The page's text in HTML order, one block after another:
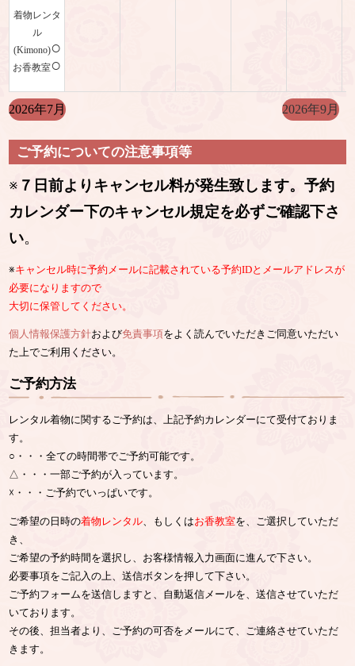
着物レンタ
ル
(Kimono)○
お香教室○
2026年7月 2026年9月
ご予約についての注意事項等
※ ７日前よりキャンセル料が発生致します。予約
カレンダー下のキャンセル規定を必ずご確認下さ
い。
※キャンセル時に予約メールに記載されている予約IDとメールアドレスが
必要になりますので
大切に保管してください。
個人情報保護方針および免責事項をよく読んでいただきご同意いただい
た上でご利用ください。
ご予約方法
レンタル着物に関するご予約は、上記予約カレンダーにて受付ておりま
す。
○・・・全ての時間帯でご予約可能です。
△・・・一部ご予約が入っています。
☓・・・ご予約でいっぱいです。
ご希望の日時の着物レンタル、もしくはお香教室を、ご選択していただ
き、
ご希望の予約時間を選択し、お客様情報入力画面に進んで下さい。
必要事項をご記入の上、送信ボタンを押して下さい。
ご予約フォームを送信しますと、自動返信メールを、送信させていただ
いております。
その後、担当者より、ご予約の可否をメールにて、ご連絡させていただ
きます。